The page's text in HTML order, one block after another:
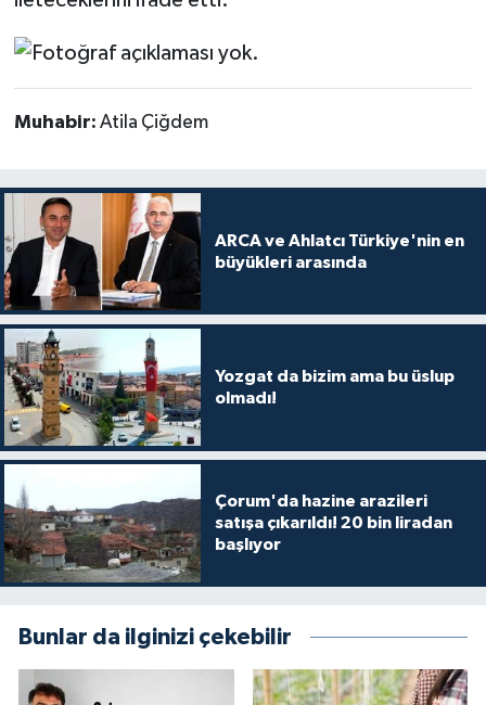
Muhabir: Atila Çiğdem
ARCA ve Ahlatcı Türkiye'nin en
büyükleri arasında
Yozgat da bizim ama bu üslup
olmadı!
Çorum'da hazine arazileri
satışa çıkarıldı! 20 bin liradan
başlıyor
Bunlar da ilginizi çekebilir